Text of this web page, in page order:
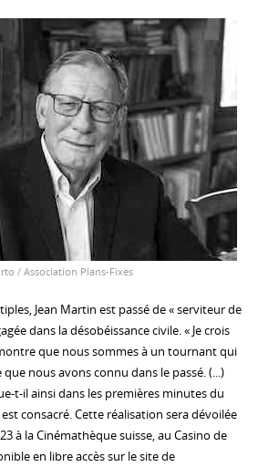
/ Association Plans-Fixes
Jean Martin est passé de « serviteur de
dans la désobéissance civile. « Je crois
que nous sommes à un tournant qui
que nous avons connu dans le passé. (...)
t-il ainsi dans les premières minutes du
consacré. Cette réalisation sera dévoilée
à la Cinémathèque suisse, au Casino de
en libre accès sur le site de